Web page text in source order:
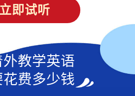
立即试听
外教学英语
花费多少钱